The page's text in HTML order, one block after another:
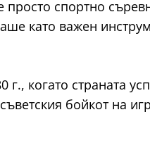
спортно
като важен
когато страната
бойкот на